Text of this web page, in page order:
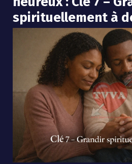
spirituellement à